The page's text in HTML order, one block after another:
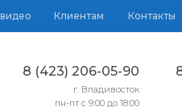
Клиентам Контакты
8 (423) 206-05-90
г. Владивосток
пн-пт с 9:00 до 18:00